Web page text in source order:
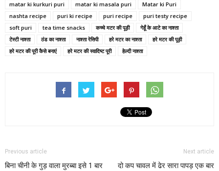
matar ki kurkuri puri
matar ki masala puri
Matar ki Puri
nashta recipe
puri ki recipe puri recipe
puri testy recipe
soft puri
tea time snacks कच्चे मटर की पूड़ी
गेहूँ के आटे का नाश्ता
टेस्टी नाश्ता
ठंड का नाश्ता नाश्ता रेसिपी हरे मटर का नाश्ता
हरे मटर की पूड़ी
हरे मटर की पूरी कैसे बनाएं
हरे मटर की स्वादिष्ट पूरी हेल्दी नाश्ता
Previous article
बिना चीनी के गुड़ वाला मुरब्बा इसे 1 बार
Next article
दो कप चावल में ढेर सारा पापड़ एक बार